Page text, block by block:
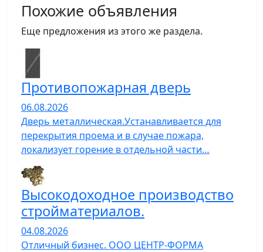
Похожие объявления
Еще предложения из этого же раздела.
Противопожарная дверь
06.08.2026
Дверь металлическая.Устанавливается для
перекрытия проема и в случае пожара,
локализует горение в отдельной части…
Высокодоходное производство
стройматериалов.
04.08.2026
Отличный бизнес. ООО ЦЕНТР-ФОРМА